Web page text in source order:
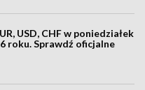
USD, CHF w poniedziałek
roku. Sprawdź oficjalne